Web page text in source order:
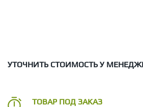
УТОЧНИТЬ СТОИМОСТЬ У
ТОВАР ПОД ЗАКАЗ